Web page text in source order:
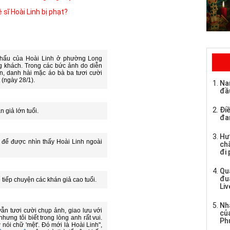
Hoài Linh bị phạt?
của Hoài Linh ở phường Long
khách. Trong các bức ảnh do diễn
danh hài mặc áo bà ba tươi cười
28/1).
giả lớn tuổi.
được nhìn thấy Hoài Linh ngoài
chuyện các khán giả cao tuổi.
tươi cười chụp ảnh, giao lưu với
tôi biết trong lòng anh rất vui.
chữ 'mệt'. Đó mới là Hoài Linh",
đi